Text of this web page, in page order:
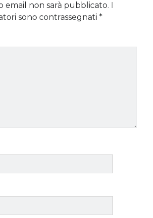
email non sarà pubblicato. I
sono contrassegnati*